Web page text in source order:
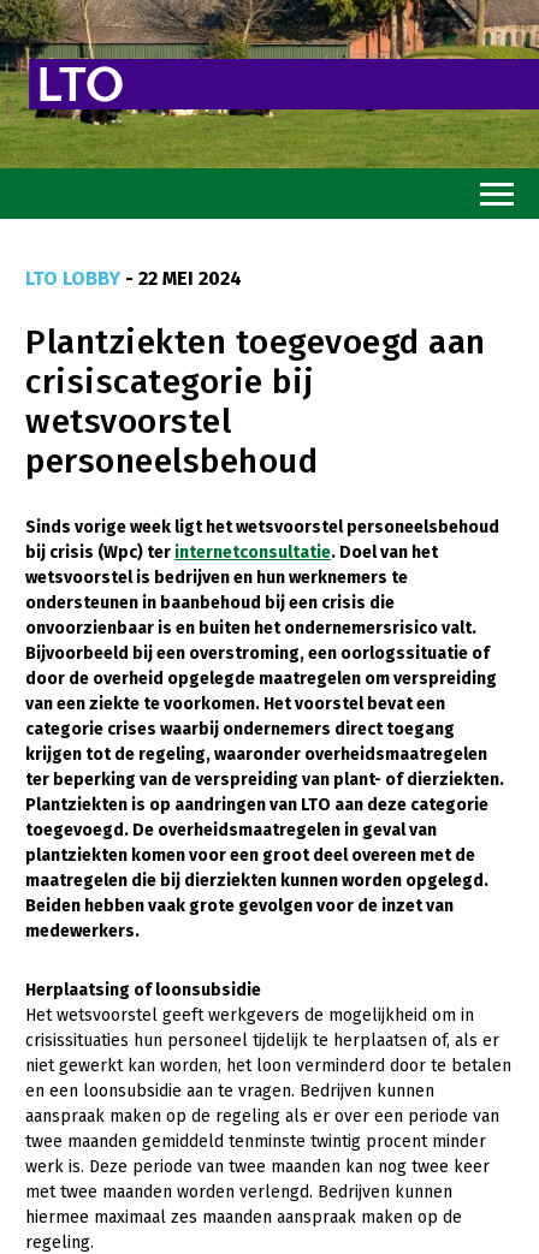
Goed eten
Mooi groen
Sterk ondernemerschap
Thema’s
Gezonde planten
Gezonde dieren
Natuur, klimaat en energie
Bodem en water
Platteland en omgeving
Mens, ondernemerschap en onderwijs
Internationaal
Sectoren
Dier
Biologische Landbouw
Geitenhouderij
Kalverhouderij
Konijnenhouderij
Melkveehouderij
Paardenhouderij
Pluimveehouderij
Plant
Akkerbouw
Biologische Landbouw
Bollenteelt
Bomen, vaste planten en zomerbloemen
Fruitteelt
Glastuinbouw
Multifunctionele landbouw
Multifunctioneel
Vrouw en Bedrijf
Onderwerpen
Nieuws
Nieuwsabonnement
Webinars
LTO LOBBY - 22 MEI 2024
Plantziekten toegevoegd aan
crisiscategorie bij
wetsvoorstel
personeelsbehoud
Sinds vorige week ligt het wetsvoorstel personeelsbehoud
bij crisis (Wpc) ter internetconsultatie. Doel van het
wetsvoorstel is bedrijven en hun werknemers te
ondersteunen in baanbehoud bij een crisis die
onvoorzienbaar is en buiten het ondernemersrisico valt.
Bijvoorbeeld bij een overstroming, een oorlogssituatie of
door de overheid opgelegde maatregelen om verspreiding
van een ziekte te voorkomen. Het voorstel bevat een
categorie crises waarbij ondernemers direct toegang
krijgen tot de regeling, waaronder overheidsmaatregelen
ter beperking van de verspreiding van plant- of dierziekten.
Plantziekten is op aandringen van LTO aan deze categorie
toegevoegd. De overheidsmaatregelen in geval van
plantziekten komen voor een groot deel overeen met de
maatregelen die bij dierziekten kunnen worden opgelegd.
Beiden hebben vaak grote gevolgen voor de inzet van
medewerkers.
Herplaatsing of loonsubsidie
Het wetsvoorstel geeft werkgevers de mogelijkheid om in
crisissituaties hun personeel tijdelijk te herplaatsen of, als er
niet gewerkt kan worden, het loon verminderd door te betalen
en een loonsubsidie aan te vragen. Bedrijven kunnen
aanspraak maken op de regeling als er over een periode van
twee maanden gemiddeld tenminste twintig procent minder
werk is. Deze periode van twee maanden kan nog twee keer
met twee maanden worden verlengd. Bedrijven kunnen
hiermee maximaal zes maanden aanspraak maken op de
regeling.